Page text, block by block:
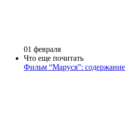
01 февраля
Что еще почитать
Фильм “Маруся”: содержание